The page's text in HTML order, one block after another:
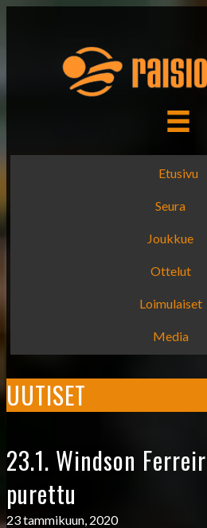
Etusivu
Seura
Joukkue
Ottelut
Loimulaiset
Media
UUTISET
23.1. Windson
purettu
23 tammikuun, 2020